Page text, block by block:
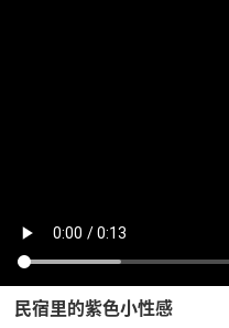
民宿里的紫色小性感